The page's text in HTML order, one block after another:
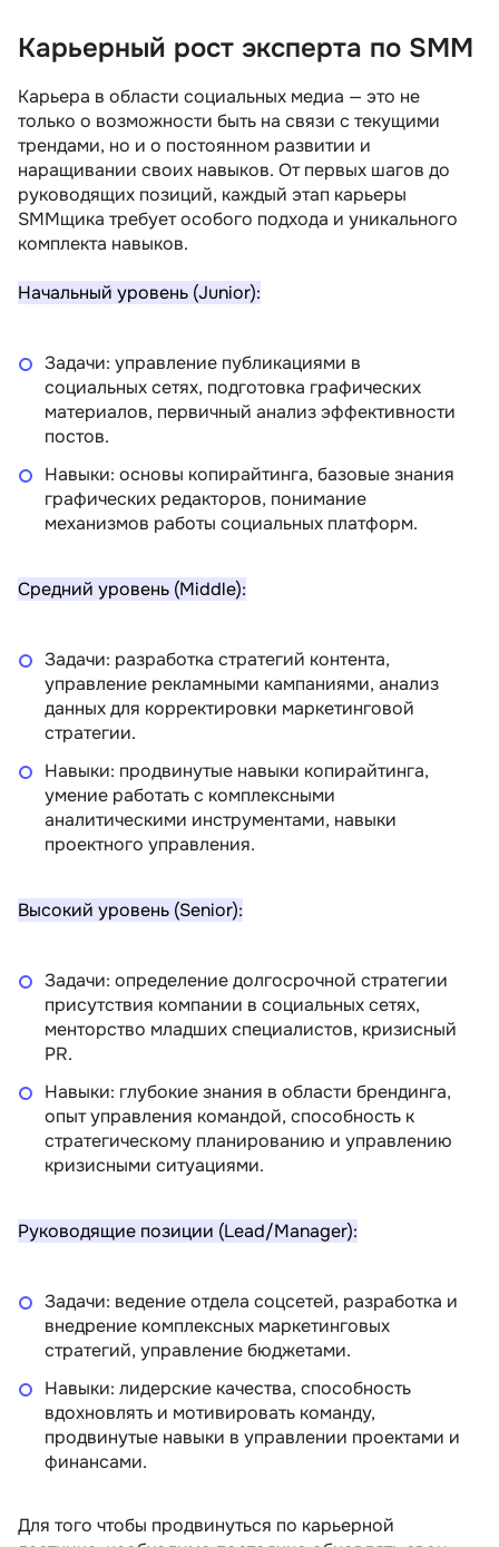
Карьерный рост эксперта по SMM
Карьера в области социальных медиа — это не
только о возможности быть на связи с текущими
трендами, но и о постоянном развитии и
наращивании своих навыков. От первых шагов до
руководящих позиций, каждый этап карьеры
SMMщика требует особого подхода и уникального
комплекта навыков.
Начальный уровень (Junior):
Задачи: управление публикациями в
социальных сетях, подготовка графических
материалов, первичный анализ эффективности
постов.
Навыки: основы копирайтинга, базовые знания
графических редакторов, понимание
механизмов работы социальных платформ.
Средний уровень (Middle):
Задачи: разработка стратегий контента,
управление рекламными кампаниями, анализ
данных для корректировки маркетинговой
стратегии.
Навыки: продвинутые навыки копирайтинга,
умение работать с комплексными
аналитическими инструментами, навыки
проектного управления.
Высокий уровень (Senior):
Задачи: определение долгосрочной стратегии
присутствия компании в социальных сетях,
менторство младших специалистов, кризисный
PR.
Навыки: глубокие знания в области брендинга,
опыт управления командой, способность к
стратегическому планированию и управлению
кризисными ситуациями.
Руководящие позиции (Lead/Manager):
Задачи: ведение отдела соцсетей, разработка и
внедрение комплексных маркетинговых
стратегий, управление бюджетами.
Навыки: лидерские качества, способность
вдохновлять и мотивировать команду,
продвинутые навыки в управлении проектами и
финансами.
Для того чтобы продвинуться по карьерной